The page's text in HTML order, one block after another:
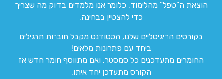
הוצאת ה”טפל” מהלימוד. כלומר אנו מלמדים בדיוק מה שצריך
כדי להצטיין בבחינה.
בקורסים הדיגיטליים שלנו, הסטודנט מקבל חוברות תרגילים
ביחד עם פתרונות מלאים!
החומרים מתעדכנים כל סמסטר, ואם מתווסף חומר חדש אז
הקורס מתעדכן יחד איתו.